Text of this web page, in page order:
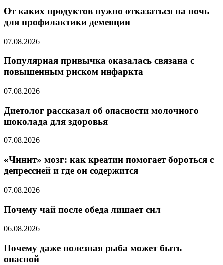
От каких продуктов нужно отказаться на ночь
для профилактики деменции
07.08.2026
Популярная привычка оказалась связана с
повышенным риском инфаркта
07.08.2026
Диетолог рассказал об опасности молочного
шоколада для здоровья
07.08.2026
«Чинит» мозг: как креатин помогает бороться с
депрессией и где он содержится
07.08.2026
Почему чай после обеда лишает сил
06.08.2026
Почему даже полезная рыба может быть
опасной